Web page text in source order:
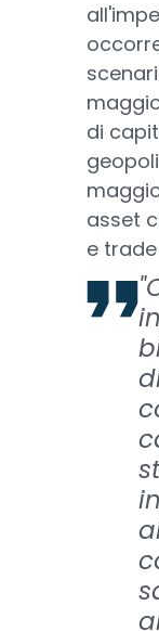
di
asset
e